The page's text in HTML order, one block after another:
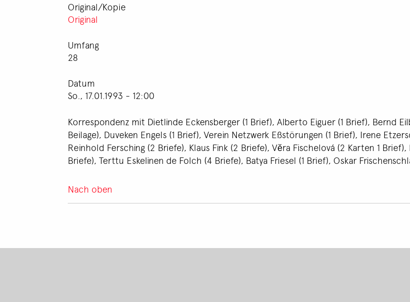
Original/Kopie
Original
Umfang
28
Datum
So., 17.01.1993 - 12:00
Korrespondenz mit Dietlinde Eckensberger (1 Brief), Alberto Eiguer (1 Brief), Bernd
Beilage), Duveken Engels (1 Brief), Verein Netzwerk Eßstörungen (1 Brief), Irene
Reinhold Fersching (2 Briefe), Klaus Fink (2 Briefe), Vĕra Fischelová (2 Karten 1
Briefe), Terttu Eskelinen de Folch (4 Briefe), Batya Friesel (1 Brief), Oskar
Nach oben